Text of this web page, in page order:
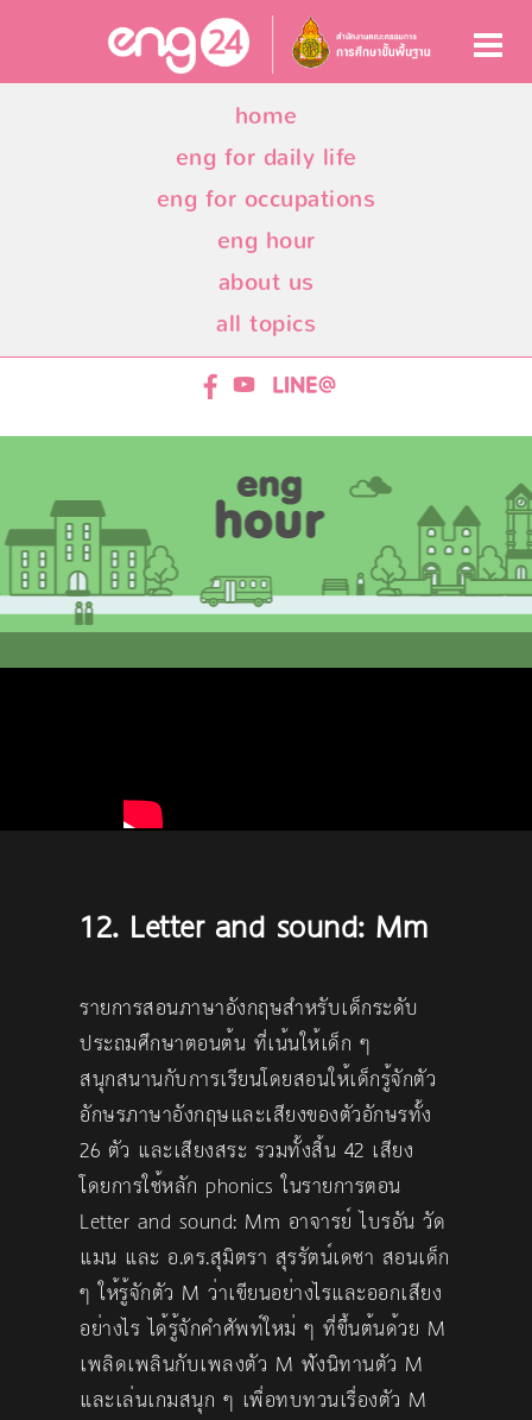
home
eng for daily life
eng for occupations
eng hour
about us
all topics
12. Letter and sound: Mm
รายการสอนภาษาอังกฤษสำหรับเด็กระดับ
ประถมศึกษาตอนต้น ที่เน้นให้เด็ก ๆ
สนุกสนานกับการเรียนโดยสอนให้เด็กรู้จักตัว
อักษรภาษาอังกฤษและเสียงของตัวอักษรทั้ง
26 ตัว และเสียงสระ รวมทั้งสิ้น 42 เสียง
โดยการใช้หลัก phonics ในรายการตอน
Letter and sound: Mm อาจารย์ ไบรอัน วัด
แมน และ อ.ดร.สุมิตรา สุรรัตน์เดชา สอนเด็ก
ๆ ให้รู้จักตัว M ว่าเขียนอย่างไรและออกเสียง
อย่างไร ได้รู้จักคำศัพท์ใหม่ ๆ ที่ขึ้นต้นด้วย M
เพลิดเพลินกับเพลงตัว M ฟังนิทานตัว M
และเล่นเกมสนุก ๆ เพื่อทบทวนเรื่องตัว M